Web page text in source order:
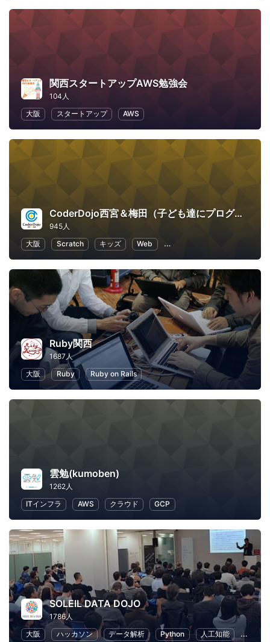
関西スタートアップAWS勉強会
104人
大阪
スタートアップ AWS
CoderDojo西宮＆梅田（子ども達にプログラミングやHTMLコードを教える道場）
945人
大阪
Scratch キッズ Web 子供向けプログラミング
Ruby関西
1687人
大阪
Ruby Ruby on Rails
雲勉(kumoben)
1262人
ITインフラ
AWS クラウド GCP
SOLEIL DATA DOJO
1786人
大阪
ハッカソン データ解析 Python 人工知能 機械学